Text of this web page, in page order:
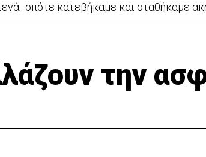
οπότε κατεβήκαμε και σταθήκαμε
την